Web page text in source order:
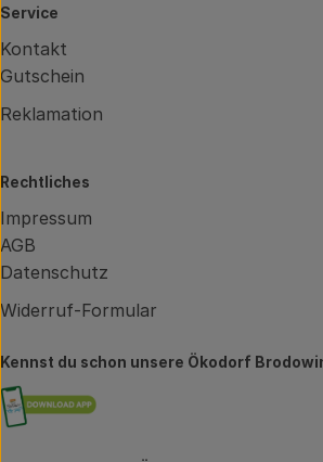
Service
Kontakt
Gutschein
Reklamation
Rechtliches
Impressum
AGB
Datenschutz
Widerruf-Formular
Kennst du schon unsere Ökodorf
Externer Link zu https://